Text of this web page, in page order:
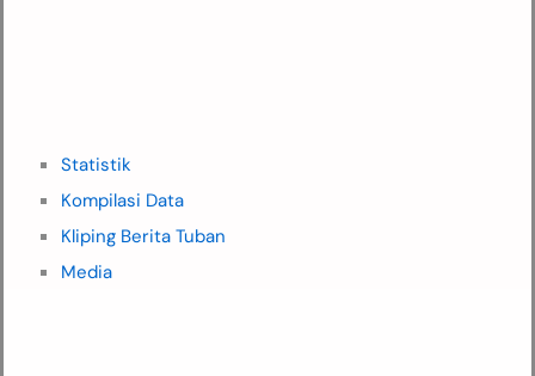
Statistik
Kompilasi Data
Kliping Berita Tuban
Media